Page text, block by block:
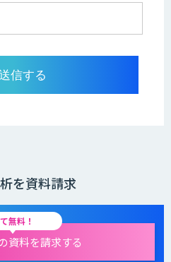
を資料請求
無料！
資料を請求する